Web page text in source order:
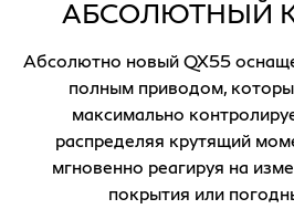
АБСОЛЮТНЫЙ
Абсолютно новый QX55
полным приводом,
максимально
распределяя крутящий
мгновенно реагируя на
покрытия или